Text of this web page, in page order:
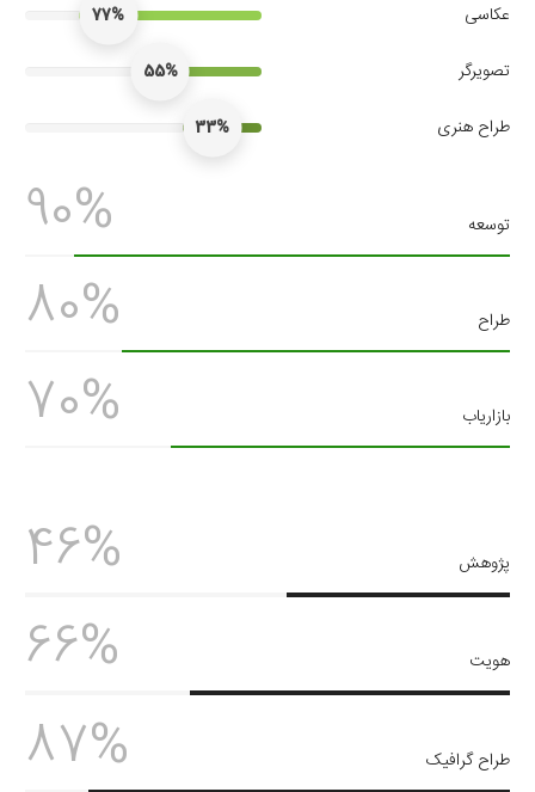
عکاسی 77%
تصویرگر 55%
طراح هنری 33%
توسعه 90%
طراح 80%
بازاریاب 70%
پژوهش 46%
هویت 66%
طراح گرافیک 87%